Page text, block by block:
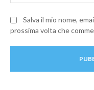
Salva il mio nome,
prossima volta che